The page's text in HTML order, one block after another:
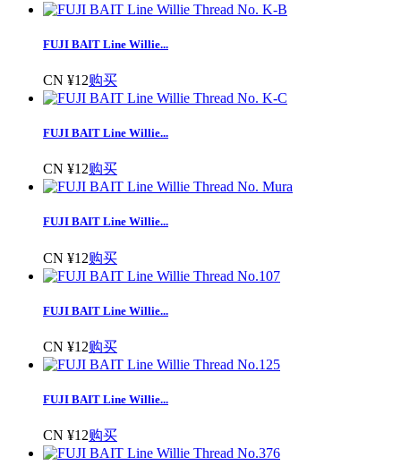
FUJI BAIT Line Willie...
CN ¥12购买
FUJI BAIT Line Willie...
CN ¥12购买
FUJI BAIT Line Willie...
CN ¥12购买
FUJI BAIT Line Willie...
CN ¥12购买
FUJI BAIT Line Willie...
CN ¥12购买